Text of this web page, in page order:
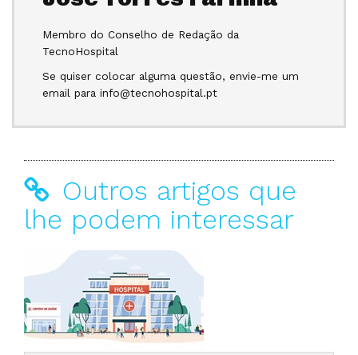
Membro do Conselho de Redação da
TecnoHospital
Se quiser colocar alguma questão, envie-me um
email para info@tecnohospital.pt
Outros artigos que
lhe podem interessar